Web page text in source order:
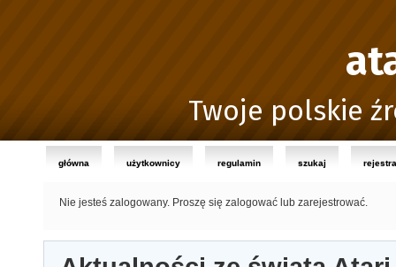
Twoje polskie
główna użytkownicy regulamin szukaj
Nie jesteś zalogowany. Proszę się zalogować lub zarejestrować.